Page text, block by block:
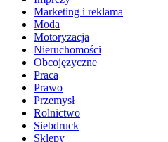
Marketing i reklama
Moda
Motoryzacja
Nieruchomości
Obcojęzyczne
Praca
Prawo
Przemysł
Rolnictwo
Siebdruck
Sklepy